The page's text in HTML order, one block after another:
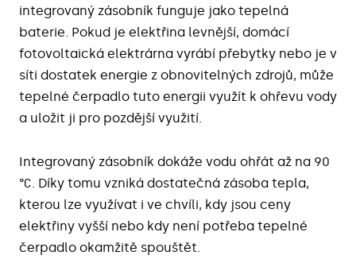
integrovaný zásobník funguje jako tepelná
baterie. Pokud je elektřina levnější, domácí
fotovoltaická elektrárna vyrábí přebytky nebo je v
síti dostatek energie z obnovitelných zdrojů, může
tepelné čerpadlo tuto energii využít k ohřevu vody
a uložit ji pro pozdější využití.
Integrovaný zásobník dokáže vodu ohřát až na 90
°C. Díky tomu vzniká dostatečná zásoba tepla,
kterou lze využívat i ve chvíli, kdy jsou ceny
elektřiny vyšší nebo kdy není potřeba tepelné
čerpadlo okamžitě spouštět.